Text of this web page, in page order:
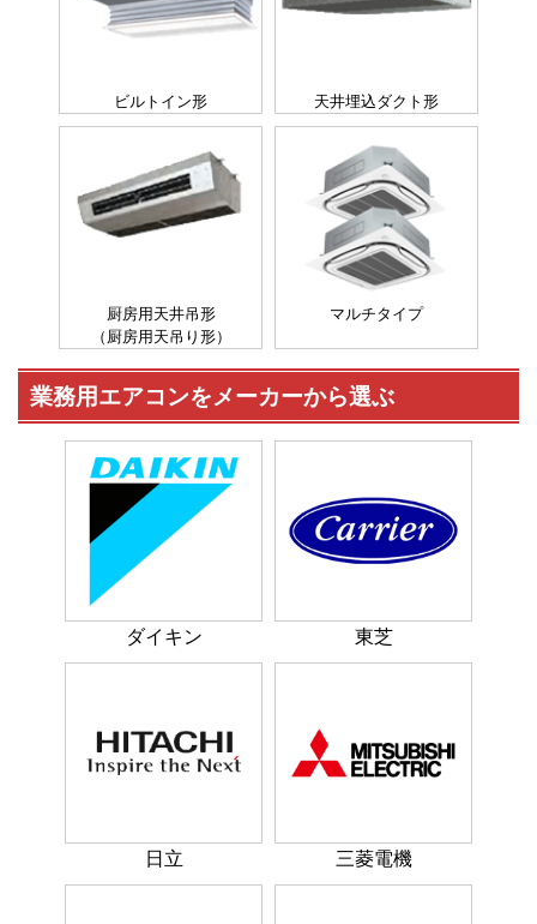
ビルトイン形 天井埋込ダクト形
厨房用天井吊形
（厨房用天吊り形）
マルチタイプ
業務用エアコンをメーカーから選ぶ
ダイキン 東芝
日立 三菱電機